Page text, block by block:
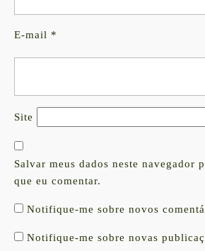
E-mail *
Site
Salvar meus dados neste navegador
que eu comentar.
Notifique-me sobre novos
Notifique-me sobre novas